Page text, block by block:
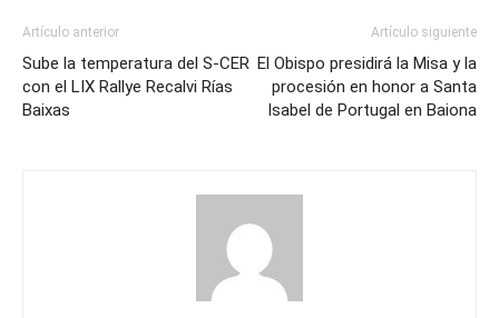
Artículo anterior
Sube la temperatura del S-CER
con el LIX Rallye Recalvi Rías
Baixas
Artículo siguiente
El Obispo presidirá la Misa y la
procesión en honor a Santa
Isabel de Portugal en Baiona